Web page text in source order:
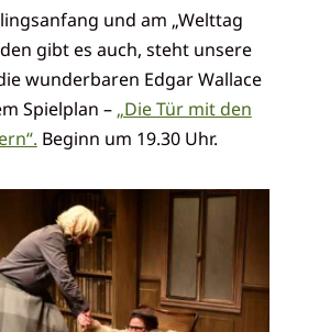
und am „Welttag
gibt es auch, steht unsere
wunderbaren Edgar Wallace
Spielplan – „Die Tür mit den
Beginn um 19.30 Uhr.